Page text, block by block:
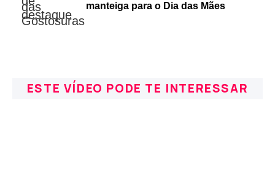
manteiga para o Dia das Mães
ESTE VÍDEO PODE TE INTERESSAR